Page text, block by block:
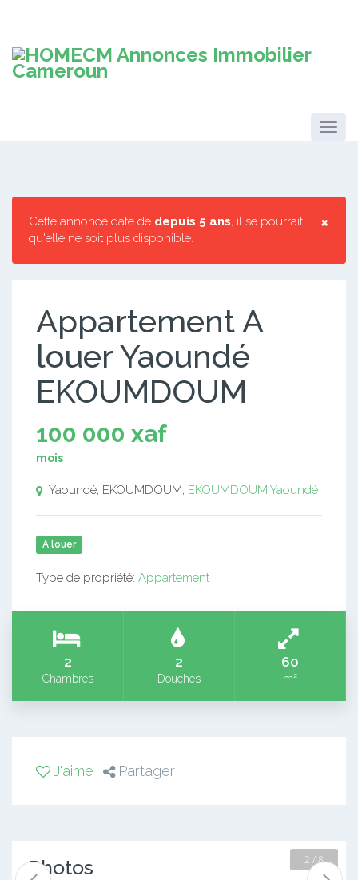
×
Cette annonce date de depuis 5 ans, il se pourrait
qu'elle ne soit plus disponible.
Appartement A
louer Yaoundé
EKOUMDOUM
100 000 xaf
mois
Yaoundé, EKOUMDOUM, EKOUMDOUM Yaoundé
A louer
Type de propriété: Appartement
2
Chambres
2
Douches
60
m²
J'aime Partager
Photos 2 / 8